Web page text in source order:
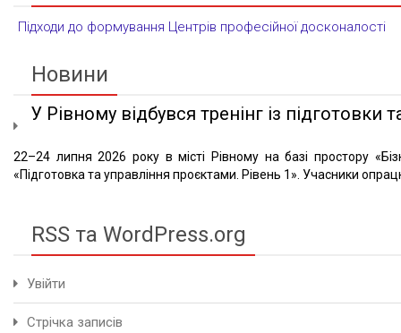
Підходи до формування Центрів професійної досконалості
Новини
У Рівному відбувся тренінг із підготовки
22–24 липня 2026 року в місті Рівному на базі простору
«Підготовка та управління проєктами. Рівень 1». Учасники
RSS та WordPress.org
Увійти
Стрічка записів